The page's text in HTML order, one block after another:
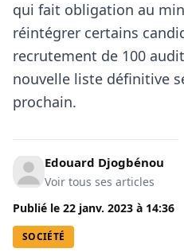
qui fait obligation au
réintégrer certains
recrutement de 100
nouvelle liste définitive
prochain.
Edouard Djogbénou
Voir tous ses articles
Publié le 22 janv. 2023 à 14:36
SOCIÉTÉ